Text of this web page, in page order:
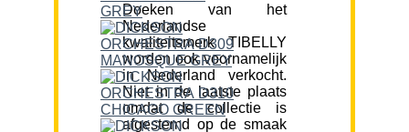
Doeken van het
Nederlandse
kwaliteitsmerk TIBELLY
worden ook voornamelijk
in Nederland verkocht.
Niet in de laatste plaats
omdat de collectie is
afgestemd op de smaak